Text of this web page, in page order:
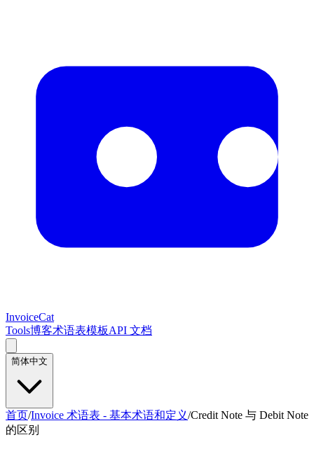
InvoiceCat
Tools博客术语表模板API 文档
简体中文
首页/Invoice 术语表 - 基本术语和定义/Credit Note 与 Debit Note
的区别